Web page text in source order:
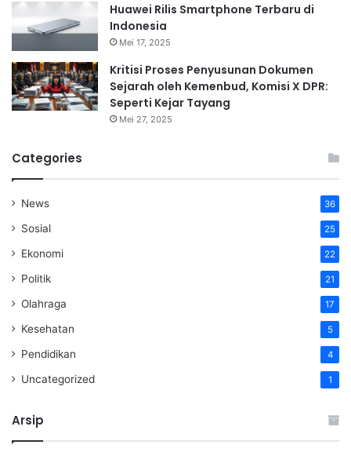
Huawei Rilis Smartphone Terbaru di
Indonesia
Mei 17, 2025
Kritisi Proses Penyusunan Dokumen
Sejarah oleh Kemenbud, Komisi X DPR:
Seperti Kejar Tayang
Mei 27, 2025
Categories
News 36
Sosial 25
Ekonomi 22
Politik 21
Olahraga 17
Kesehatan 5
Pendidikan 4
Uncategorized 1
Arsip